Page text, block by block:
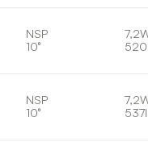
NSP
10°
7,2W
520lm
NSP
10°
7,2W
537lm